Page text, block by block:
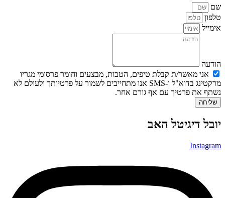
שם
טלפון
אימייל
הודעה
אני מאשר/ת קבלת טיפים, הטבות, מבצעים וחומר פרסומי מגריו
מרקטינג בדוא"ל ו-SMS אנו מתחייבים לשמור על פרטיותך ולעולם לא
נשתף את פרטיך עם אף גורם אחר.
שליחה
יובל דיגיטל האב
Instagram